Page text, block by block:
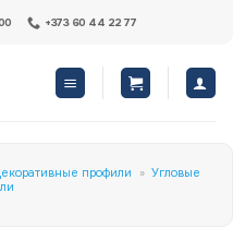
+373 60 44 22 77
профили » Угловые